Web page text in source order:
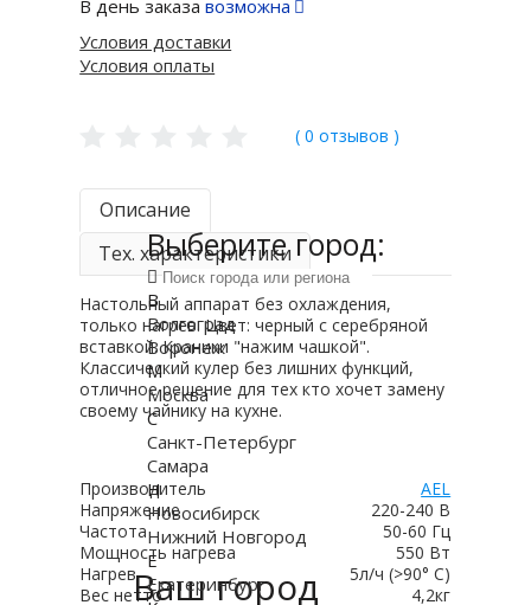
В день заказавозможна
Условия доставки
Условия оплаты
( 0 отзывов )
Описание
Тех. характеристики
Настольный аппарат без охлаждения,
только нагрев. Цвет: черный с серебряной
вставкой. Краники "нажим чашкой".
Классический кулер без лишних функций,
отличное решение для тех кто хочет замену
своему чайнику на кухне.
Производитель
AEL
Напряжение
220-240 В
Частота
50-60 Гц
Мощность нагрева
550 Вт
Нагрев
5л/ч (>90° С)
Вес нетто
4,2кг
Ваш город
Выберите город:
В
Волгоград
Воронеж
М
Москва
С
Санкт-Петербург
Самара
Н
Новосибирск
Нижний Новгород
Е
Екатеринбург